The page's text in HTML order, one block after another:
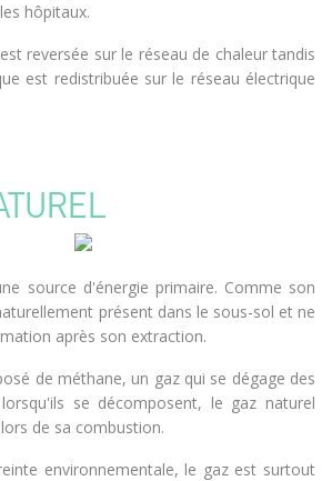
hôpitaux.
reversée sur le réseau de chaleur tandis
est redistribuée sur le réseau électrique
source d'énergie primaire. Comme son
présent dans le sous-sol et ne
après son extraction.
de méthane, un gaz qui se dégage des
se décomposent, le gaz naturel
de sa combustion.
environnementale, le gaz est surtout